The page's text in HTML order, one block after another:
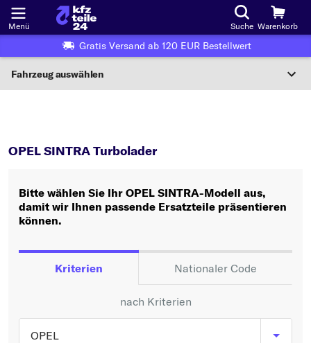
Menü Suche Warenkorb
Gratis Versand ab 120 EUR Bestellwert
Fahrzeug auswählen
Wo finde ich die?
Oder
Oder Fahrzeugauswahl nach Kriterien:
Hersteller wählen
Typ wählen
OPEL SINTRA Turbolader
Bitte wählen Sie Ihr OPEL SINTRA-Modell aus,
damit wir Ihnen passende Ersatzteile präsentieren
können.
Kriterien Nationaler Code
nach Kriterien
OPEL